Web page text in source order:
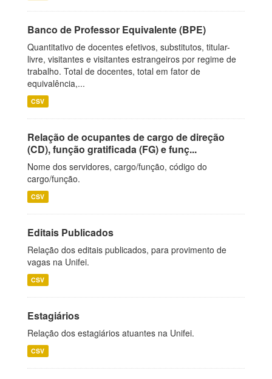
Banco de Professor Equivalente (BPE)
Quantitativo de docentes efetivos, substitutos, titular-
livre, visitantes e visitantes estrangeiros por regime de
trabalho. Total de docentes, total em fator de
equivalência,...
CSV
Relação de ocupantes de cargo de direção
(CD), função gratificada (FG) e funç...
Nome dos servidores, cargo/função, código do
cargo/função.
CSV
Editais Publicados
Relação dos editais publicados, para provimento de
vagas na Unifei.
CSV
Estagiários
Relação dos estagiários atuantes na Unifei.
CSV